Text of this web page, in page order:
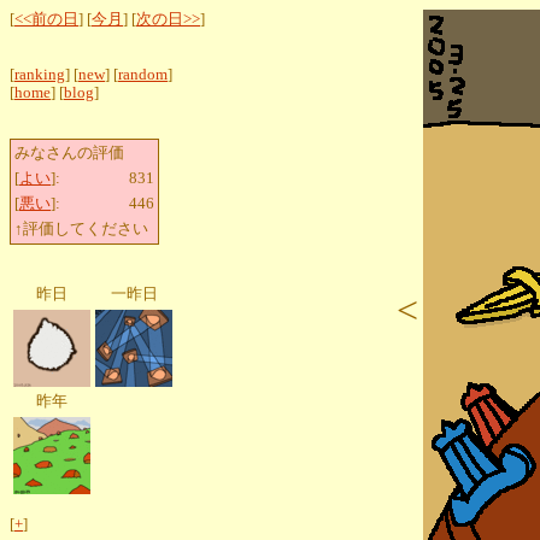
[<<前の日 ] [今月 ] [次の日>>]
[ranking] [new] [random]
[home] [blog]
みなさんの評価
[よい]:
831
[悪い]:
446
↑評価してください
昨日 一昨日
昨年
[+]
<